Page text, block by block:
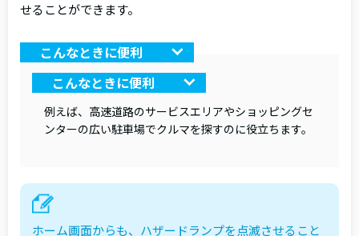
せることができます。
こんなときに便利
こんなときに便利
例えば、高速道路のサービスエリアやショッピングセ
ンターの広い駐車場でクルマを探すのに役立ちます。
ホーム画面からも、ハザードランプを点滅させること